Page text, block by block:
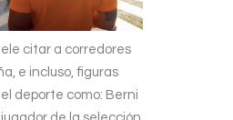
citar a corredores
e incluso, figuras
deporte como: Berni